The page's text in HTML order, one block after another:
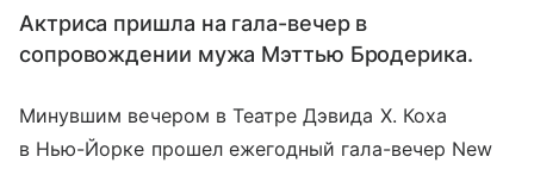
Актриса пришла на гала-вечер в
сопровождении мужа Мэттью Бродерика.
Минувшим вечером в Театре Дэвида Х. Коха
в Нью-Йорке прошел ежегодный гала-вечер New